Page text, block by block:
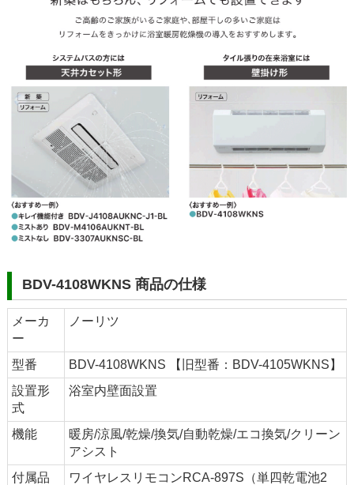
BDV-4108WKNS 商品の仕様
メーカ
ー
ノーリツ
型番
BDV-4108WKNS 【旧型番：BDV-4105WKNS】
設置形
式
浴室内壁面設置
機能
暖房/涼風/乾燥/換気/自動乾燥/エコ換気/クリーン
アシスト
付属品
ワイヤレスリモコンRCA-897S（単四乾電池2